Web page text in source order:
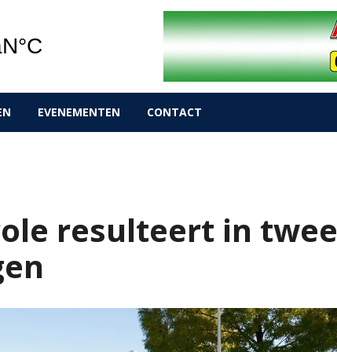
EVENEMENTEN CONTACT
resulteert in twee